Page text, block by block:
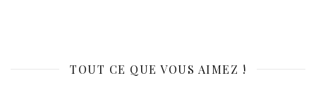
TOUT CE QUE VOUS AIMEZ !